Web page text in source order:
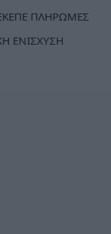
ΠΛΗΡΩΜΕΣ
ΕΝΙΣΧΥΣΗ